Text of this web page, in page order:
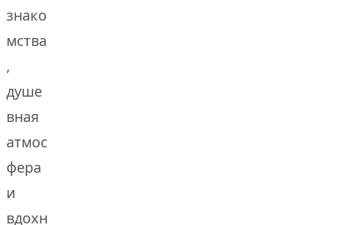
знако
мства
,
душе
вная
атмос
фера
и
вдохн